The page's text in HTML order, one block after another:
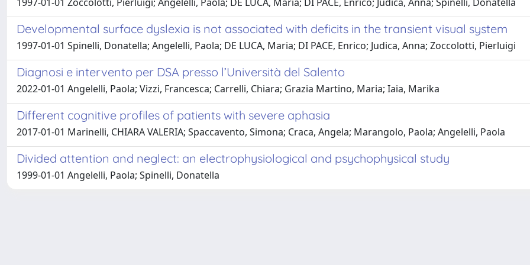
Developmental surface dyslexia is not associated with deficits in the transient visual system
1997-01-01 Spinelli, Donatella; Angelelli, Paola; DE LUCA, Maria; DI PACE, Enrico; Judica, Anna; Zoccolotti, Pierluigi
Diagnosi e intervento per DSA presso l’Università del Salento
2022-01-01 Angelelli, Paola; Vizzi, Francesca; Carrelli, Chiara; Grazia Martino, Maria; Iaia, Marika
Different cognitive profiles of patients with severe aphasia
2017-01-01 Marinelli, CHIARA VALERIA; Spaccavento, Simona; Craca, Angela; Marangolo, Paola; Angelelli, Paola
Divided attention and neglect: an electrophysiological and psychophysical study
1999-01-01 Angelelli, Paola; Spinelli, Donatella